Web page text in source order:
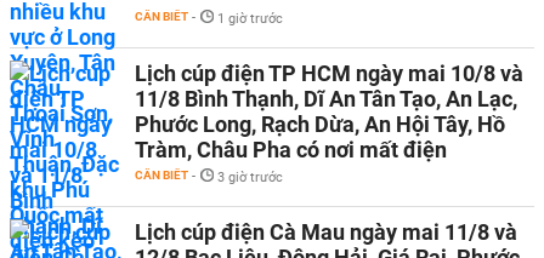
CẦN BIẾT - 1 giờ trước
Lịch cúp điện TP HCM ngày mai 10/8 và
11/8 Bình Thạnh, Dĩ An Tân Tạo, An Lạc,
Phước Long, Rạch Dừa, An Hội Tây, Hồ
Tràm, Châu Pha có nơi mất điện
CẦN BIẾT - 3 giờ trước
Lịch cúp điện Cà Mau ngày mai 11/8 và